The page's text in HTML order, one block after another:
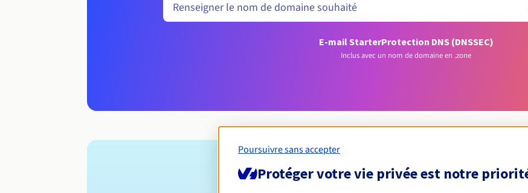
E-mail StarterProtection DNS (DNSSEC)
Inclus avec un nom de domaine en .zone
Conditions d'éligibilité
Poursuivre sans accepter
Protéger votre vie privée est notre